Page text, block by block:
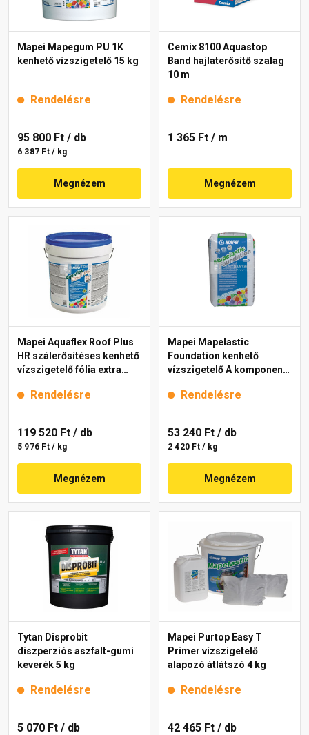
Mapei Mapegum PU 1K
kenhető vízszigetelő 15 kg
Rendelésre
95 800 Ft / db
6 387 Ft / kg
Megnézem
Cemix 8100 Aquastop
Band hajlaterősítő szalag
10 m
Rendelésre
1 365 Ft / m
Megnézem
Mapei Aquaflex Roof Plus
HR szálerősítéses kenhető
vízszigetelő fólia extra
Rendelésre
119 520 Ft / db
5 976 Ft / kg
Megnézem
Mapei Mapelastic
Foundation kenhető
vízszigetelő A komponens
Rendelésre
53 240 Ft / db
2 420 Ft / kg
Megnézem
Tytan Disprobit
diszperziós aszfalt-gumi
keverék 5 kg
Rendelésre
5 070 Ft / db
Mapei Purtop Easy T
Primer vízszigetelő
alapozó átlátszó 4 kg
Rendelésre
42 465 Ft / db